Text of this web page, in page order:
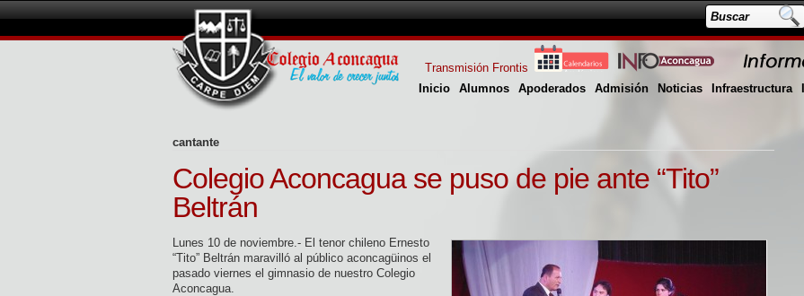
Inicio Alumnos Apoderados Admisión Noticias Infraestructura
Transmisión Frontis
cantante
Colegio Aconcagua se puso de pie ante “Tito”
Beltrán
Lunes 10 de noviembre.- El tenor chileno Ernesto
“Tito” Beltrán maravilló al público aconcagüinos el
pasado viernes el gimnasio de nuestro Colegio
Aconcagua.